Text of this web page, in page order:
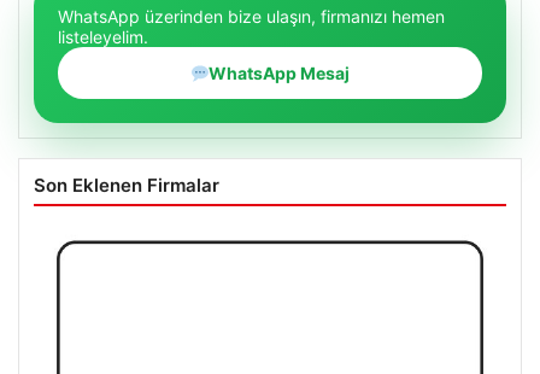
WhatsApp üzerinden bize ulaşın, firmanızı hemen
listeleyelim.
WhatsApp Mesaj
Son Eklenen Firmalar